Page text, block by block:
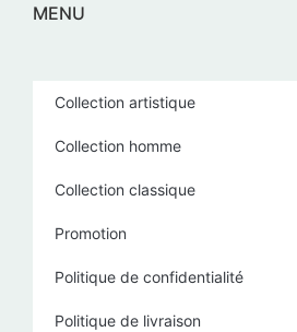
MENU
Collection artistique
Collection homme
Collection classique
Promotion
Politique de confidentialité
Politique de livraison